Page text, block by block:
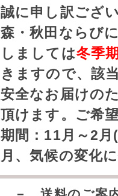
誠に申し訳ござ
森・秋田ならび
しましては冬季
きますので、該
安全なお届けの
頂けます。ご希
期間：11月～2
月、気候の変化